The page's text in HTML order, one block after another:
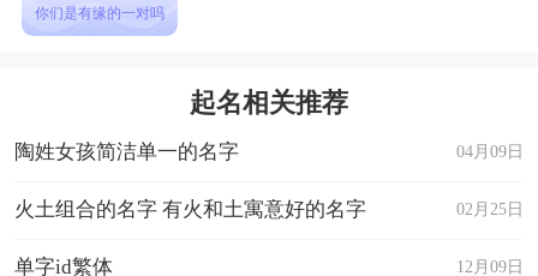
你们是有缘的一对吗
起名相关推荐
04月09日
陶姓女孩简洁单一的名字
02月25日
火土组合的名字 有火和土寓意好的名字
12月09日
单字id繁体